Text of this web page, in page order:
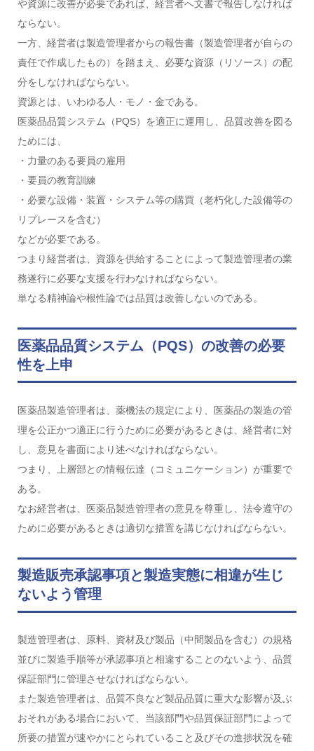
や資源に改善が必要であれば、経営者へ文書で報告しなければ
ならない。
一方、経営者は製造管理者からの報告書（製造管理者が自らの
責任で作成したもの）を踏まえ、必要な資源（リソース）の配
分をしなければならない。
資源とは、いわゆる人・モノ・金である。
医薬品品質システム（PQS）を適正に運用し、品質改善を図る
ためには、
・力量のある要員の雇用
・要員の教育訓練
・必要な設備・装置・システム等の購買（老朽化した設備等の
リプレースを含む）
などが必要である。
つまり経営者は、資源を供給することによって製造管理者の業
務遂行に必要な支援を行わなければならない。
単なる精神論や根性論では品質は改善しないのである。
医薬品品質システム（PQS）の改善の必要
性を上申
医薬品製造管理者は、薬機法の規定により、医薬品の製造の管
理を公正かつ適正に行うために必要があるときは、経営者に対
し、意見を書面により述べなければならない。
つまり、上層部との情報伝達（コミュニケーション）が重要で
ある。
なお経営者は、医薬品製造管理者の意見を尊重し、法令遵守の
ために必要があるときは適切な措置を講じなければならない。
製造販売承認事項と製造実態に相違が生じ
ないよう管理
製造管理者は、原料、資材及び製品（中間製品を含む）の規格
並びに製造手順等が承認事項と相違することのないよう、品質
保証部門に管理させなければならない。
また製造管理者は、品質不良など製品品質に重大な影響が及ぶ
おそれがある場合において、当該部門や品質保証部門によって
所要の措置が速やかにとられていること及びその進捗状況を確